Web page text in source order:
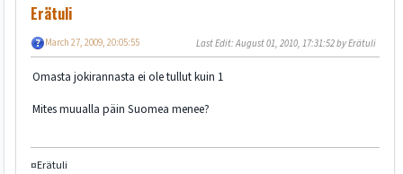
Erätuli
March 27, 2009, 20:05:55 Last Edit: August 01, 2010, 17:31:52 by Erätuli
Omasta jokirannasta ei ole tullut kuin 1
Mites muualla päin Suomea menee?
¤Erätuli